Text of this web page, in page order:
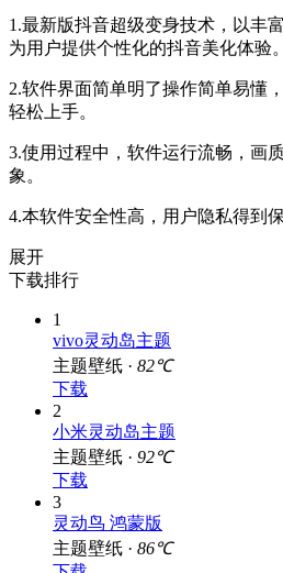
1.最新版抖音超级变身技术，以丰
为用户提供个性化的抖音美化体验
2.软件界面简单明了操作简单易懂
轻松上手。
3.使用过程中，软件运行流畅，画
象。
4.本软件安全性高，用户隐私得到
下载排行
vivo灵动岛主题
主题壁纸 ·82℃
下载
2
小米灵动岛主题
主题壁纸 ·92℃
下载
3
灵动鸟 鸿蒙版
主题壁纸 ·86℃
下载